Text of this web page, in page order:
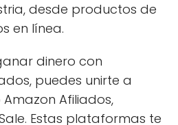
desde productos de
en línea.
dinero con
puedes unirte a
Afiliados,
Estas plataformas te